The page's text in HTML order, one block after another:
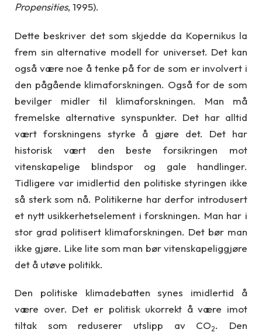
Propensities, 1995).
Dette beskriver det som skjedde da Kopernikus la
frem sin alternative modell for universet. Det kan
også være noe å tenke på for de som er involvert i
den pågående klimaforskningen. Også for de som
bevilger midler til klimaforskningen. Man må
fremelske alternative synspunkter. Det har alltid
vært forskningens styrke å gjøre det. Det har
historisk vært den beste forsikringen mot
vitenskapelige blindspor og gale handlinger.
Tidligere var imidlertid den politiske styringen ikke
så sterk som nå. Politikerne har derfor introdusert
et nytt usikkerhetselement i forskningen. Man har i
stor grad politisert klimaforskningen. Det bør man
ikke gjøre. Like lite som man bør vitenskapeliggjøre
det å utøve politikk.
Den politiske klimadebatten synes imidlertid å
være over. Det er politisk ukorrekt å være imot
tiltak som reduserer utslipp av CO2. Den